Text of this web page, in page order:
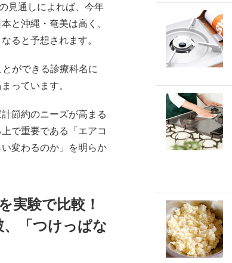
見通しによれば、今年
と沖縄・奄美は高く、
ると予想されます。
ができる診療科名に
っています。
節約のニーズが高まる
で重要である「エアコ
変わるのか」を明らか
実験で比較！
「つけっぱな